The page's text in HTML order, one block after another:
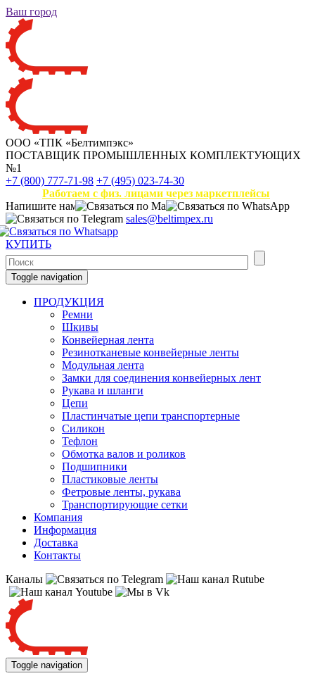
Ваш город
ООО «ТПК «Белтимпэкс»
ПОСТАВЩИК ПРОМЫШЛЕННЫХ КОМПЛЕКТУЮЩИХ
№1
+7 (800) 777-71-98 +7 (495) 023-74-30
Работаем с физ. лицами через маркетплейсы
Напишите нам
sales@beltimpex.ru
КУПИТЬ
Toggle navigation
ПРОДУКЦИЯ
Ремни
Шкивы
Конвейерная лента
Резинотканевые конвейерные ленты
Модульная лента
Замки для соединения конвейерных лент
Рукава и шланги
Цепи
Пластинчатые цепи транспортерные
Силикон
Тефлон
Обмотка валов и роликов
Подшипники
Пластиковые ленты
Фетровые ленты, рукава
Транспортирующие сетки
Компания
Информация
Доставка
Контакты
Каналы
Toggle navigation